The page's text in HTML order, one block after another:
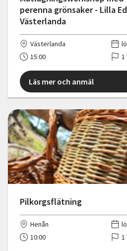
perenna grönsaker - Lilla
Västerlanda
Västerlanda
15:00
1
Läs mer och anmäl
Pilkorgsflätning
Henån
10:00
1